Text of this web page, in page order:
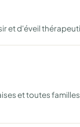
et d'éveil
et toutes